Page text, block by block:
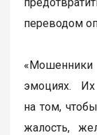
переводом
эмоциях.
на том,
жалость,